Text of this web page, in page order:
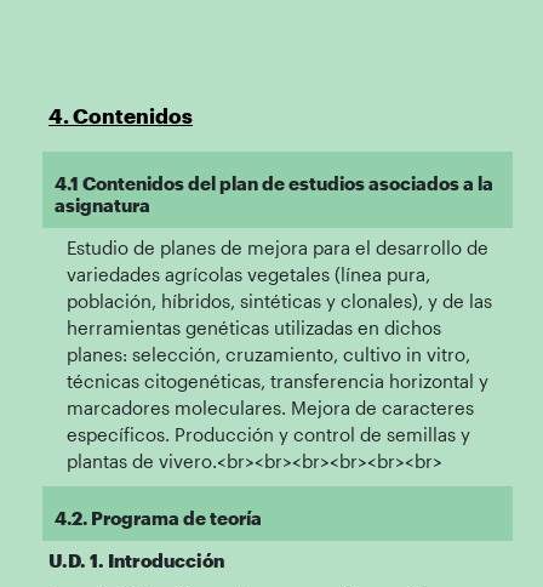
4. Contenidos
4.1 Contenidos del plan de estudios asociados a la
asignatura
Estudio de planes de mejora para el desarrollo de
variedades agrícolas vegetales (línea pura,
población, híbridos, sintéticas y clonales), y de las
herramientas genéticas utilizadas en dichos
planes: selección, cruzamiento, cultivo in vitro,
técnicas citogenéticas, transferencia horizontal y
marcadores moleculares. Mejora de caracteres
específicos. Producción y control de semillas y
plantas de vivero.<br><br><br><br><br><br>
4.2. Programa de teoría
U.D. 1. Introducción